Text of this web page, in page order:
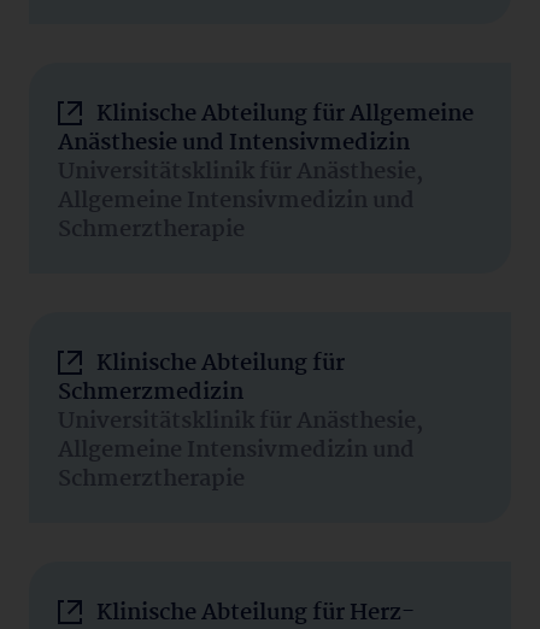
Klinische Abteilung für Allgemeine
Anästhesie und Intensivmedizin
Universitätsklinik für Anästhesie,
Allgemeine Intensivmedizin und
Schmerztherapie
Klinische Abteilung für
Schmerzmedizin
Universitätsklinik für Anästhesie,
Allgemeine Intensivmedizin und
Schmerztherapie
Klinische Abteilung für Herz-